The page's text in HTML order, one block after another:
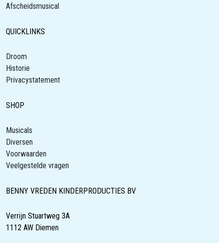
Afscheidsmusical
QUICKLINKS
Droom
Historie
Privacystatement
SHOP
Musicals
Diversen
Voorwaarden
Veelgestelde vragen
BENNY VREDEN KINDERPRODUCTIES BV
Verrijn Stuartweg 3A
1112 AW Diemen